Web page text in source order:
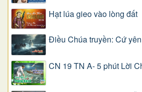
Hạt lúa gieo vào lòng đất
Điều Chúa truyền: Cứ
CN 19 TN A- 5 phút Lời